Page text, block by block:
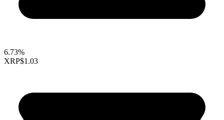
6.73%
XRP$1.03